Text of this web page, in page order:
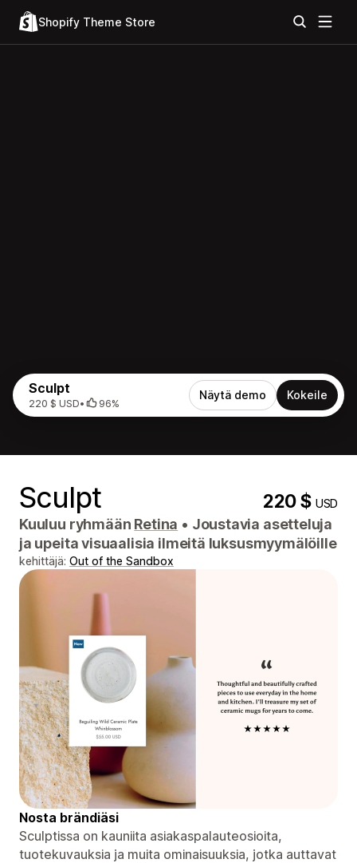
Shopify Theme Store
Sculpt
220 $ USD• 96%
Näytä demo Kokeile
Sculpt 220 $USD
Kuuluu ryhmään Retina • Joustavia asetteluja
ja upeita visuaalisia ilmeitä luksusmyymälöille
kehittäjä: Out of the Sandbox
Nosta brändiäsi
Sculptissa on kauniita asiakaspalauteosioita,
tuotekuvauksia ja muita ominaisuuksia, jotka auttavat